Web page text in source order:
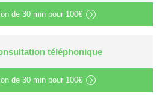
de 30 min pour 100€
téléphonique
de 30 min pour 100€